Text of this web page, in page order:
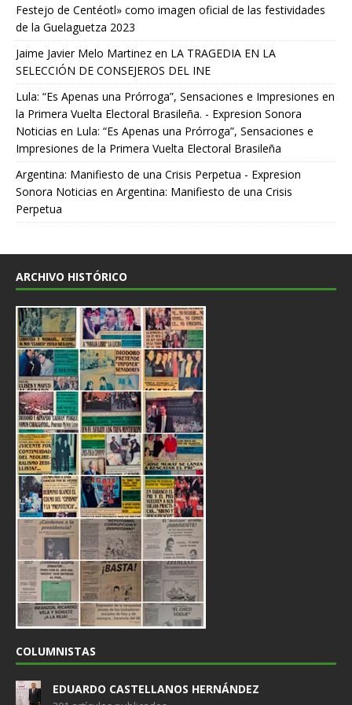
Festejo de Centéotl» como imagen oficial de las festividades
de la Guelaguetza 2023
Jaime Javier Melo Martinez en LA TRAGEDIA EN LA
SELECCIÓN DE CONSEJEROS DEL INE
Lula: “Es Apenas una Prórroga”, Sensaciones e Impresiones en
la Primera Vuelta Electoral Brasileña. - Expresion Sonora
Noticias en Lula: “Es Apenas una Prórroga”, Sensaciones e
Impresiones de la Primera Vuelta Electoral Brasileña
Argentina: Manifiesto de una Crisis Perpetua - Expresion
Sonora Noticias en Argentina: Manifiesto de una Crisis
Perpetua
ARCHIVO HISTÓRICO
COLUMNISTAS
EDUARDO CASTELLANOS HERNÁNDEZ